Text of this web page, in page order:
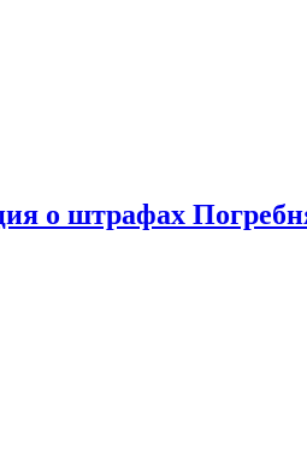
о штрафах